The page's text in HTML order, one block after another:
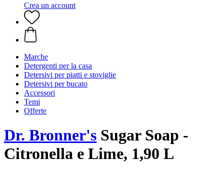
Crea un account
Marche
Detergenti per la casa
Detersivi per piatti e stoviglie
Detersivi per bucato
Accessori
Temi
Offerte
Dr. Bronner's Sugar Soap -
Citronella e Lime, 1,90 L